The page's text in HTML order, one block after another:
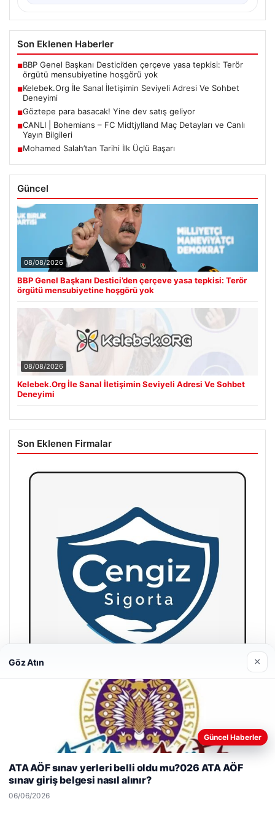
Son Eklenen Haberler
■BBP Genel Başkanı Destici’den çerçeve yasa tepkisi: Terör
örgütü mensubiyetine hoşgörü yok
■Kelebek.Org İle Sanal İletişimin Seviyeli Adresi Ve Sohbet
Deneyimi
■Göztepe para basacak! Yine dev satış geliyor
■CANLI | Bohemians – FC Midtjylland Maç Detayları ve Canlı
Yayın Bilgileri
■Mohamed Salah’tan Tarihi İlk Üçlü Başarı
Güncel
08/08/2026
BBP Genel Başkanı Destici’den çerçeve yasa tepkisi: Terör
örgütü mensubiyetine hoşgörü yok
08/08/2026
Kelebek.Org İle Sanal İletişimin Seviyeli Adresi Ve Sohbet
Deneyimi
Son Eklenen Firmalar
Web sitemizi nasıl kullandığınızı daha iyi anlayabilmek,
kullanıyoruz.Çerez Politikamız
Reddet
Göz Atın ×
Güncel Haberler
ATA AÖF sınav yerleri belli oldu mu?026 ATA AÖF
sınav giriş belgesi nasıl alınır?
06/06/2026